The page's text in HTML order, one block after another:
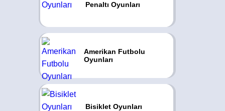
Penaltı Oyunları
Amerikan Futbolu
Oyunları
Bisiklet Oyunları